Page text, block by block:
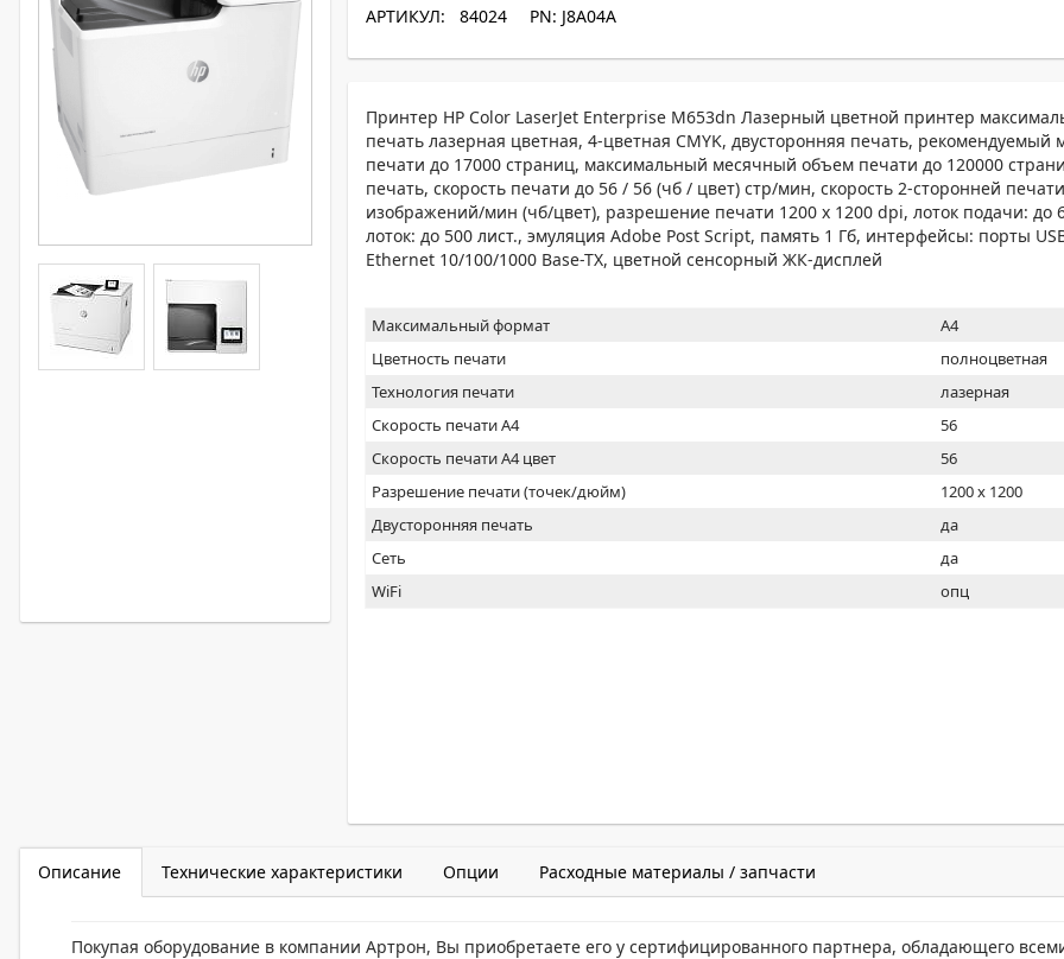
РАЗОВЫЕ РЕМОНТЫ АРТИКУЛ: 84024 PN: J8A04A
Принтер HP Color LaserJet Enterprise M653dn Лазерный цветной принтер
печать лазерная цветная, 4-цветная CMYK, двусторонняя печать,
печати до 17000 страниц, максимальный месячный объем печати до 120000
печать, скорость печати до 56 / 56 (чб / цвет) стр/мин, скорость 2-сторонней
изображений/мин (чб/цвет), разрешение печати 1200 x 1200 dpi, лоток подачи: до
лоток: до 500 лист., эмуляция Adobe Post Script, память 1 Гб, интерфейсы: порты
Ethernet 10/100/1000 Base-TX, цветной сенсорный ЖК-дисплей
Максимальный формат
A4
Цветность печати
полноцветная
Технология печати
лазерная
Скорость печати А4
56
Скорость печати А4 цвет
56
Разрешение печати (точек/дюйм)
1200 x 1200
Двусторонняя печать
да
Сеть
да
WiFi
опц
Описание Технические характеристики Опции Расходные материалы / запчасти
Покупая оборудование в компании Артрон, Вы приобретаете его у сертифицированного партнера, обладающего